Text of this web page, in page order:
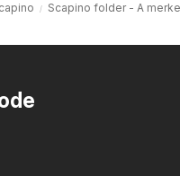
Scapino folder - A